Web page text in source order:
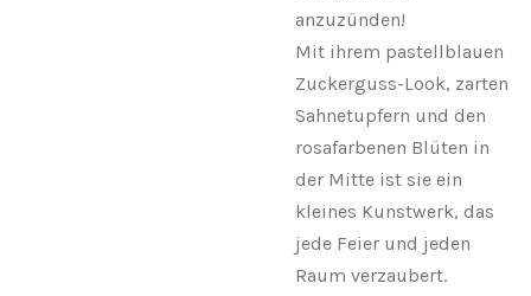
anzuzünden!
Mit ihrem pastellblauen
Zuckerguss-Look, zarten
Sahnetupfern und den
rosafarbenen Blüten in
der Mitte ist sie ein
kleines Kunstwerk, das
jede Feier und jeden
Raum verzaubert.